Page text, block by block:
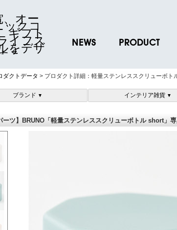
NEWS
プレスリリース
PRODUCT
プロダクトデータ
ノベルティグッズ
お取引先様 会員認証
オ
ダクトデータ > プロダクト詳細：軽量ステンレススクリューボト
ブランド ▼ インテリア雑貨 ▼
ーツ】BRUNO「軽量ステンレススクリューボトル short